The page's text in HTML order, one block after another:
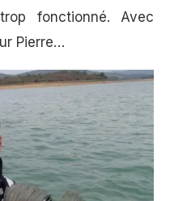
fonctionné. Avec
Pierre…